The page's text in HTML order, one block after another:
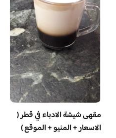
مقهى شيشة الادباء في قطر (
الاسعار + المنيو + الموقع )